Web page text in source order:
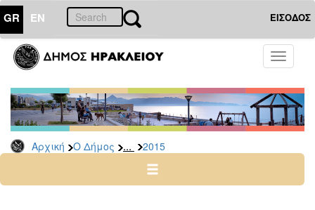
GR EN ΕΙΣΟΔΟΣ
Toggle
Αρχική Ο Δήμος ... 2015
ΔΗΜΟΣ
Δελτία
Τύπου
Αρχείο
2026
2024